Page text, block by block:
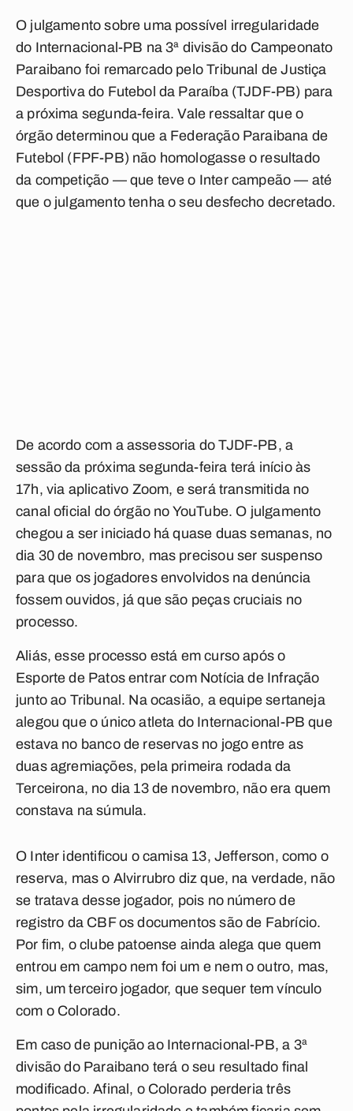
O julgamento sobre uma possível irregularidade
do Internacional-PB na 3ª divisão do Campeonato
Paraibano foi remarcado pelo Tribunal de Justiça
Desportiva do Futebol da Paraíba (TJDF-PB) para
a próxima segunda-feira. Vale ressaltar que o
órgão determinou que a Federação Paraibana de
Futebol (FPF-PB) não homologasse o resultado
da competição — que teve o Inter campeão — até
que o julgamento tenha o seu desfecho decretado.
De acordo com a assessoria do TJDF-PB, a
sessão da próxima segunda-feira terá início às
17h, via aplicativo Zoom, e será transmitida no
canal oficial do órgão no YouTube. O julgamento
chegou a ser iniciado há quase duas semanas, no
dia 30 de novembro, mas precisou ser suspenso
para que os jogadores envolvidos na denúncia
fossem ouvidos, já que são peças cruciais no
processo.
Aliás, esse processo está em curso após o
Esporte de Patos entrar com Notícia de Infração
junto ao Tribunal. Na ocasião, a equipe sertaneja
alegou que o único atleta do Internacional-PB que
estava no banco de reservas no jogo entre as
duas agremiações, pela primeira rodada da
Terceirona, no dia 13 de novembro, não era quem
constava na súmula.
O Inter identificou o camisa 13, Jefferson, como o
reserva, mas o Alvirrubro diz que, na verdade, não
se tratava desse jogador, pois no número de
registro da CBF os documentos são de Fabrício.
Por fim, o clube patoense ainda alega que quem
entrou em campo nem foi um e nem o outro, mas,
sim, um terceiro jogador, que sequer tem vínculo
com o Colorado.
Em caso de punição ao Internacional-PB, a 3ª
divisão do Paraibano terá o seu resultado final
modificado. Afinal, o Colorado perderia três